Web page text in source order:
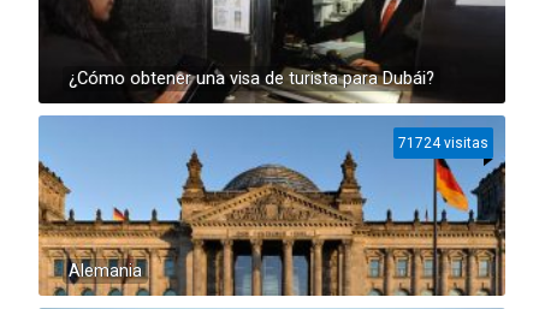
¿Cómo obtener una visa de turista para Dubái?
Alemania
71724 visitas